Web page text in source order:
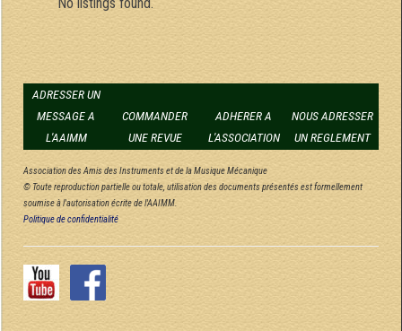
ADRESSER UN
MESSAGE A
L'AAIMM
COMMANDER
UNE REVUE
ADHERER A
L'ASSOCIATION
NOUS ADRESSER
UN REGLEMENT
Association des Amis des Instruments et de la Musique Mécanique
© Toute reproduction partielle ou totale, utilisation des documents présentés est formellement
soumise à l'autorisation écrite de l'AAIMM.
Politique de confidentialité